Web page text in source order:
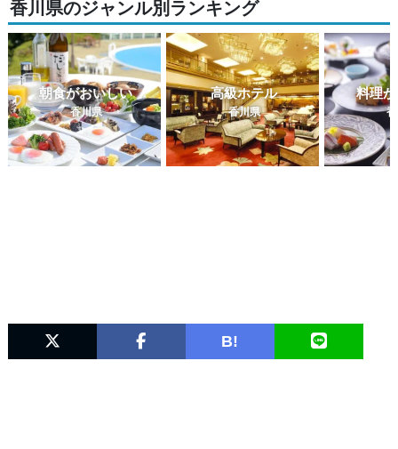
香川県のジャンル別ランキング
朝食がおいしい
香川県
高級ホテル
香川県
料理
B!